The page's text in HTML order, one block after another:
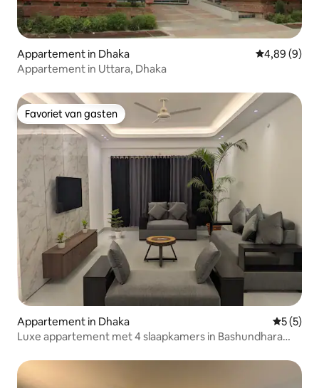
Appartement in Dhaka Gemiddelde
4,89 (9)
Appartement in Uttara, Dhaka
Favoriet van gasten
Favoriet van gasten
Appartement in Dhaka
5 (5)
Luxe appartement met 4 slaapkamers in Bashundhara